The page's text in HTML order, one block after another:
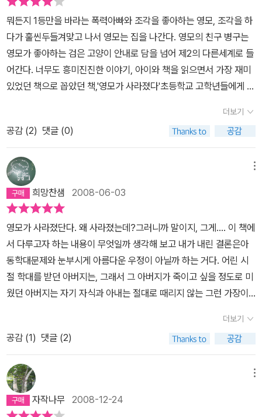
알 수 없었던 영모의 아픔들이 드러나고, 아픔의 근원이되었던 영모
의 아버지가라온제나로 영모를 찾아오게 되는데...!!!재미있게 읽다보
면 가족간의 사랑과 친구간의 우정 그 안에서의 갈등과 극복을 자연
스럽게 마음 속에간직할 수 있는 좋은 책입니다...!!!이번 방학, '영모
가 사라졌다'와 함께 시원한 방학 보내세요!!!
뭐든지 1등만을 바라는 폭력아빠와 조각을 좋아하는 영모, 조각을 하
다가 훌씬두들겨맞고 나서 영모는 집을 나간다. 영모의 친구 병구는
영모가 좋아하는 검은 고양이 안내로 담을 넘어 제2의 다른세계로 들
어간다. 너무도 흥미진진한 이야기, 아이와 책을 읽으면서 가장 재미
있었던 책으로 꼽았던 책,'영모가 사라졌다'초등학교 고학년들에게 추
더보기
공감 (2) 댓글 (0)
희망찬샘 2008-06-03
영모가 사라졌단다. 왜 사라졌는데?그러니까 말이지, 그게.... 이 책에
서 다루고자 하는 내용이 무엇일까 생각해 보고 내가 내린 결론은아
동학대문제와 눈부시게 아름다운 우정이 아닐까 하는 거다. 어린 시
절 학대를 받던 아버지는, 그래서 그 아버지가 죽이고 싶을 정도로 미
웠던 아버지는 자기 자식과 아내는 절대로 때리지 않는 그런 가장이
상처 받는 어린 영혼이 있었으니, 그 아이의 이름이 영모다. 무언가 흉
기가 있으면 아버지를 내리치고 싶었다고 고백했던 아이는 아버지를
피해 다른 세상으로 떠나 버린다. 그렇게 영모는 우리 곁에서 사라졌
다. 그런데, 영모가 사라지고 퍼뜩 정신을 차린 아버지처럼, 사라진 영
모를 찾아야겠다고 생각하는 아이가 있었으니, 그의 단짝 친구 오병
구다. 아이들을 보면서, 가끔 그 우정이 눈부시게 아름다워 보이는 아
더보기
공감 (1) 댓글 (2)
자작나무 2008-12-24